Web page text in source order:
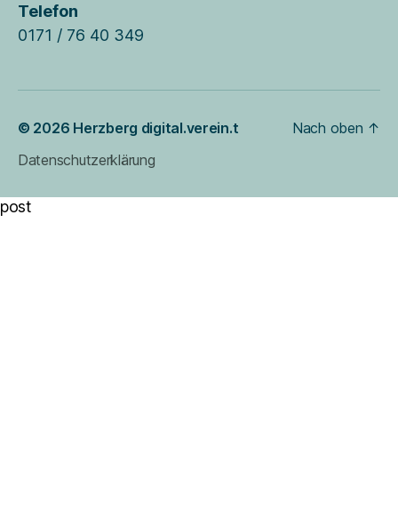
Telefon
0171 / 76 40 349
© 2026 Herzberg digital.verein.t
Datenschutzerklärung
Nach oben ↑
post